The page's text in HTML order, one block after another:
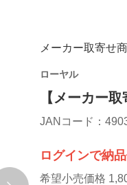
メーカー取寄せ
ローヤル
【メーカー
JANコード：
ログインで納
希望小売価格